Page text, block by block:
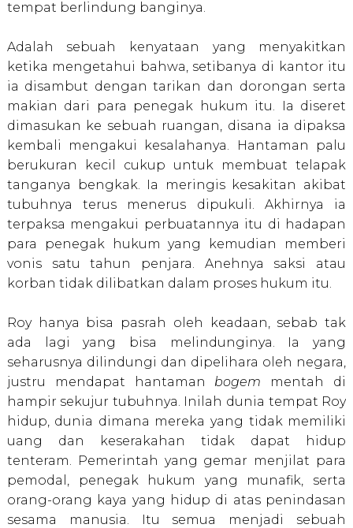
tempat berlindung banginya.
Adalah sebuah kenyataan yang menyakitkan
ketika mengetahui bahwa, setibanya di kantor itu
ia disambut dengan tarikan dan dorongan serta
makian dari para penegak hukum itu. Ia diseret
dimasukan ke sebuah ruangan, disana ia dipaksa
kembali mengakui kesalahanya. Hantaman palu
berukuran kecil cukup untuk membuat telapak
tanganya bengkak. Ia meringis kesakitan akibat
tubuhnya terus menerus dipukuli. Akhirnya ia
terpaksa mengakui perbuatannya itu di hadapan
para penegak hukum yang kemudian memberi
vonis satu tahun penjara. Anehnya saksi atau
korban tidak dilibatkan dalam proses hukum itu.
Roy hanya bisa pasrah oleh keadaan, sebab tak
ada lagi yang bisa melindunginya. Ia yang
seharusnya dilindungi dan dipelihara oleh negara,
justru mendapat hantaman bogem mentah di
hampir sekujur tubuhnya. Inilah dunia tempat Roy
hidup, dunia dimana mereka yang tidak memiliki
uang dan keserakahan tidak dapat hidup
tenteram. Pemerintah yang gemar menjilat para
pemodal, penegak hukum yang munafik, serta
orang-orang kaya yang hidup di atas penindasan
sesama manusia. Itu semua menjadi sebuah